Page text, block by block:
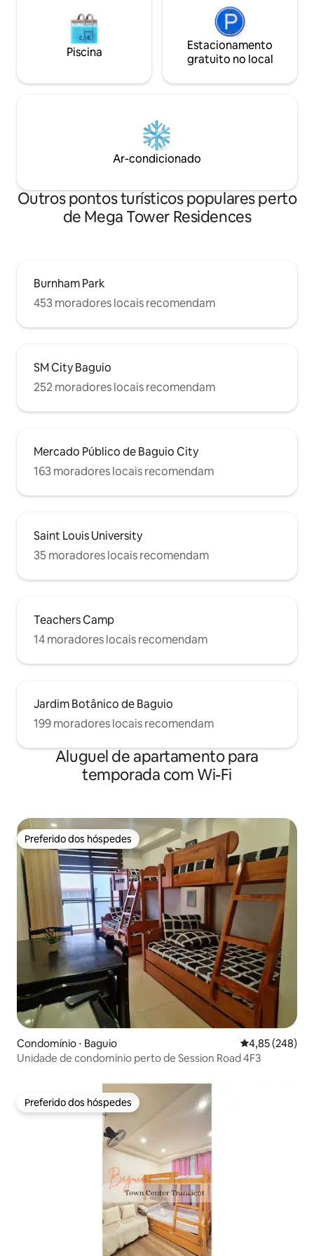
Piscina
Estacionamento
gratuito no local
Ar-condicionado
Outros pontos turísticos populares perto
de Mega Tower Residences
Burnham Park
453 moradores locais recomendam
SM City Baguio
252 moradores locais recomendam
Mercado Público de Baguio City
163 moradores locais recomendam
Saint Louis University
35 moradores locais recomendam
Teachers Camp
14 moradores locais recomendam
Jardim Botânico de Baguio
199 moradores locais recomendam
Aluguel de apartamento para
temporada com Wi-Fi
Preferido dos hóspedes
Preferido dos hóspedes
Condomínio ⋅ Baguio 4,85 de uma
4,85 (248)
Unidade de condomínio perto de Session Road 4F3
Preferido dos hóspedes
Preferido dos hóspedes